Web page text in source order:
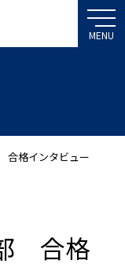
格インタビュー
合格